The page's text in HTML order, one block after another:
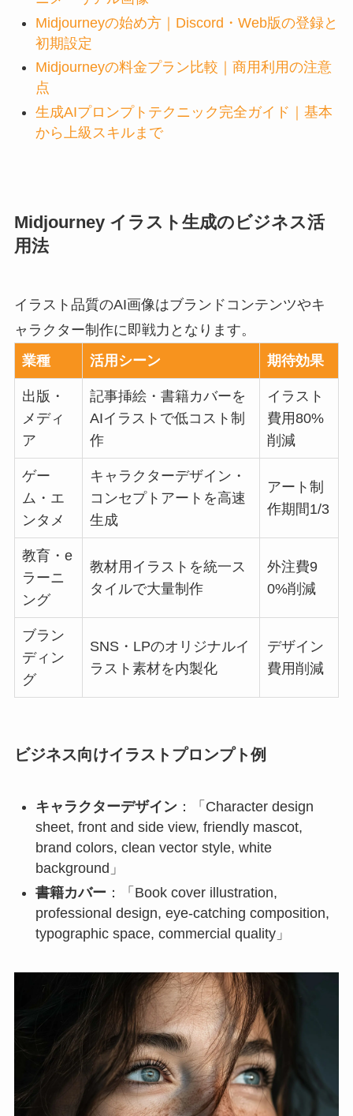
Midjourneyの始め方｜Discord・Web版の登録と
初期設定
Midjourneyの料金プラン比較｜商用利用の注意
点
生成AIプロンプトテクニック完全ガイド｜基本
から上級スキルまで
Midjourney イラスト生成のビジネス活
用法
イラスト品質のAI画像はブランドコンテンツやキ
ャラクター制作に即戦力となります。
業種
活用シーン 期待効果
出版・
メディ
ア
記事挿絵・書籍カバーを
AIイラストで低コスト制
作
イラスト
費用80%
削減
ゲー
ム・エ
ンタメ
キャラクターデザイン・
コンセプトアートを高速
生成
アート制
作期間1/3
教育・e
ラーニ
ング
教材用イラストを統一ス
タイルで大量制作
外注費9
0%削減
ブラン
ディン
グ
SNS・LPのオリジナルイ
ラスト素材を内製化
デザイン
費用削減
ビジネス向けイラストプロンプト例
キャラクターデザイン：「Character design
sheet, front and side view, friendly mascot,
brand colors, clean vector style, white
background」
書籍カバー ：「Book cover illustration,
professional design, eye-catching composition,
typographic space, commercial quality」